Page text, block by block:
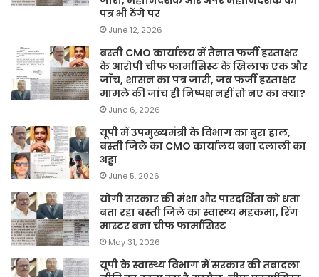
पत्र भी ठेंगे पर
June 12, 2026
बस्ती CMO कार्यालय में तैनात फर्जी हस्ताक्षर
के आरोपी चीफ फार्मासिस्ट के खिलाफ एक और
जाँच, शासन का पत्र जारी, जब फर्जी हस्ताक्षर
मामले की जांच ही निष्पक्ष नहीं तो नए का क्या?
June 6, 2026
यूपी में उपमुख्यमंत्री के विभाग का बुरा हाल,
बस्ती जिले का CMO कार्यालय बना दलाली का
अड्डा
June 5, 2026
योगी सरकार की मंशा और पारदर्शिता को धता
बता रहा बस्ती जिले का स्वास्थ्य महकमा, रिंग
मास्टर बना चीफ फार्मासिस्ट
May 31, 2026
यूपी के स्वास्थ्य विभाग में सरकार की तबादला